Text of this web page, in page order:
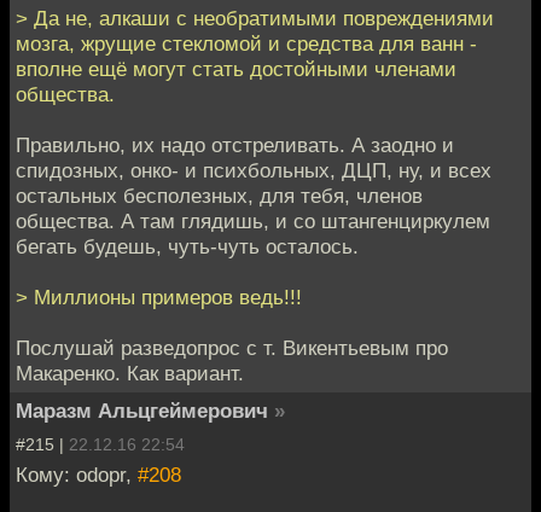
> Да не, алкаши с необратимыми повреждениями
мозга, жрущие стекломой и средства для ванн -
вполне ещё могут стать достойными членами
общества.
Правильно, их надо отстреливать. А заодно и
спидозных, онко- и психбольных, ДЦП, ну, и всех
остальных бесполезных, для тебя, членов
общества. А там глядишь, и со штангенциркулем
бегать будешь, чуть-чуть осталось.
> Миллионы примеров ведь!!!
Послушай разведопрос с т. Викентьевым про
Макаренко. Как вариант.
Маразм Альцгеймерович »
#215 | 22.12.16 22:54
Кому: odopr, #208